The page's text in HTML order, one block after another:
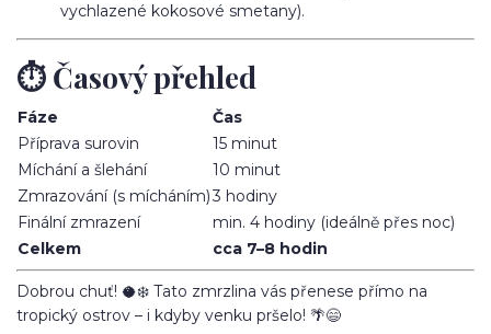
vychlazené kokosové smetany).
⏱️ Časový přehled
Fáze
Čas
Příprava surovin
15 minut
Míchání a šlehání
10 minut
Zmrazování (s mícháním)3 hodiny
Finální zmrazení
min. 4 hodiny (ideálně přes noc)
Celkem
cca 7–8 hodin
Dobrou chuť! 🥥❄️ Tato zmrzlina vás přenese přímo na
tropický ostrov – i kdyby venku pršelo! 🌴😄